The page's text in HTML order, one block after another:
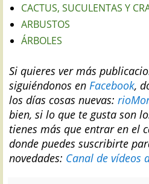
CACTUS, SUCULENTAS Y
ARBUSTOS
ÁRBOLES
Si quieres ver más
siguiéndonos en Facebook,
los días cosas nuevas:
bien, si lo que te gusta son
tienes más que entrar en el
donde puedes suscribirte
novedades: Canal de vídeos